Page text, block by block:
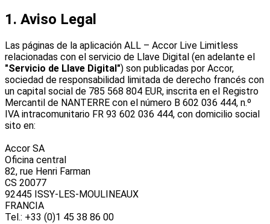
1. Aviso Legal
Las páginas de la aplicación ALL – Accor Live Limitless
relacionadas con el servicio de Llave Digital (en adelante el
"Servicio de Llave Digital") son publicadas por Accor,
sociedad de responsabilidad limitada de derecho francés con
un capital social de 785 568 804 EUR, inscrita en el Registro
Mercantil de NANTERRE con el número B 602 036 444, n.º
IVA intracomunitario FR 93 602 036 444, con domicilio social
sito en:
Accor SA
Oficina central
82, rue Henri Farman
CS 20077
92445 ISSY-LES-MOULINEAUX
FRANCIA
Tel.: +33 (0)1 45 38 86 00